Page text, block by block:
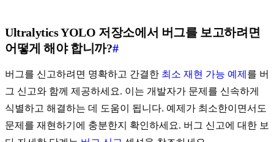
Ultralytics YOLO 저장소에서 버그를 보고하려면
어떻게 해야 합니까?#
버그를 신고하려면 명확하고 간결한 최소 재현 가능 예제 를 버
그 신고와 함께 제공하세요. 이는 개발자가 문제를 신속하게
식별하고 해결하는 데 도움이 됩니다. 예제가 최소한이면서도
문제를 재현하기에 충분한지 확인하세요. 버그 신고에 대한 보